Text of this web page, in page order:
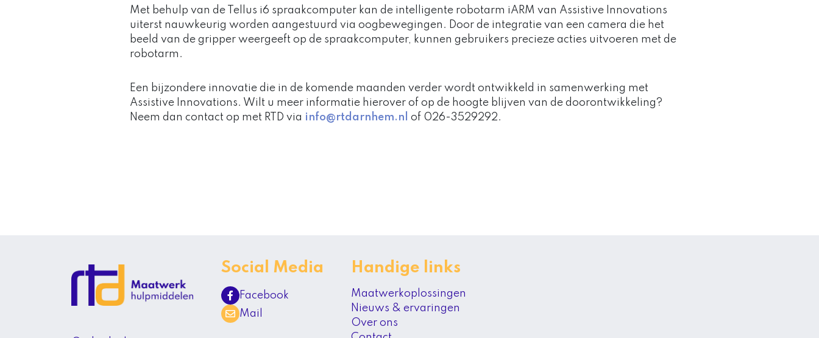
Met behulp van de Tellus i6 spraakcomputer kan de intelligente robotarm iARM van Assistive Innovations
uiterst nauwkeurig worden aangestuurd via oogbewegingen. Door de integratie van een camera die het
beeld van de gripper weergeeft op de spraakcomputer, kunnen gebruikers precieze acties uitvoeren met de
robotarm.
Een bijzondere innovatie die in de komende maanden verder wordt ontwikkeld in samenwerking met
Assistive Innovations. Wilt u meer informatie hierover of op de hoogte blijven van de doorontwikkeling?
Neem dan contact op met RTD via info@rtdarnhem.nl of 026-3529292.
Social Media
Facebook
Mail
Handige links
Maatwerkoplossingen
Nieuws & ervaringen
Over ons